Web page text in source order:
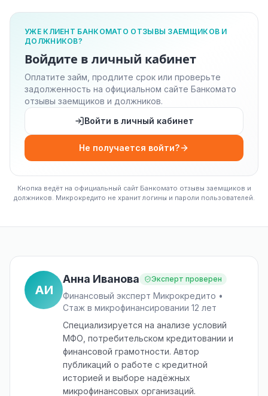
УЖЕ КЛИЕНТ БАНКОМАТО ОТЗЫВЫ ЗАЕМЩИКОВ И
ДОЛЖНИКОВ?
Войдите в личный кабинет
Оплатите займ, продлите срок или проверьте
задолженность на официальном сайте Банкомато
отзывы заемщиков и должников.
Войти в личный кабинет
Не получается войти?
Кнопка ведёт на официальный сайт Банкомато отзывы заемщиков и
должников. Микрокредито не хранит логины и пароли пользователей.
АИ
Анна Иванова Эксперт проверен
Финансовый эксперт Микрокредито •
Стаж в микрофинансировании 12 лет
Специализируется на анализе условий
МФО, потребительском кредитовании и
финансовой грамотности. Автор
публикаций о работе с кредитной
историей и выборе надёжных
микрофинансовых организаций.